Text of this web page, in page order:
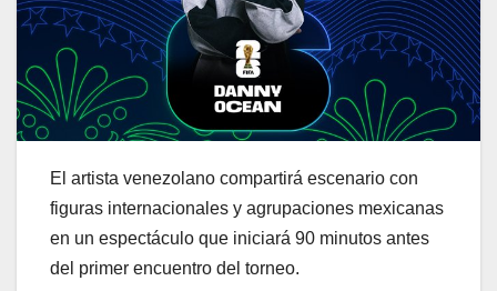
El artista venezolano compartirá escenario con
figuras internacionales y agrupaciones mexicanas
en un espectáculo que iniciará 90 minutos antes
del primer encuentro del torneo.